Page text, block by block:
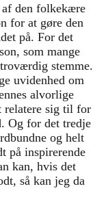
af den folkekære
for at gøre den
på. For det
som mange
stemme.
uvidenhed om
alvorlige
relatere sig til for
Og for det tredje
og helt
på inspirerende
kan, hvis det
så kan jeg da